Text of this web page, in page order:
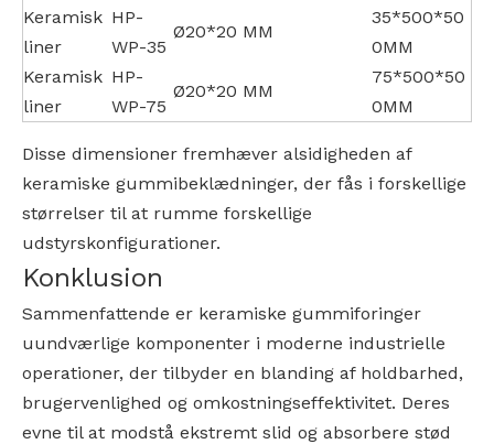
Keramisk
liner
HP-
WP-35
Ø20*20 MM
35*500*50
0MM
Keramisk
liner
HP-
WP-75
Ø20*20 MM
75*500*50
0MM
Disse dimensioner fremhæver alsidigheden af ​​
keramiske gummibeklædninger, der fås i forskellige
størrelser til at rumme forskellige
udstyrskonfigurationer.
Konklusion
Sammenfattende er keramiske gummiforinger
uundværlige komponenter i moderne industrielle
operationer, der tilbyder en blanding af holdbarhed,
brugervenlighed og omkostningseffektivitet. Deres
evne til at modstå ekstremt slid og absorbere stød